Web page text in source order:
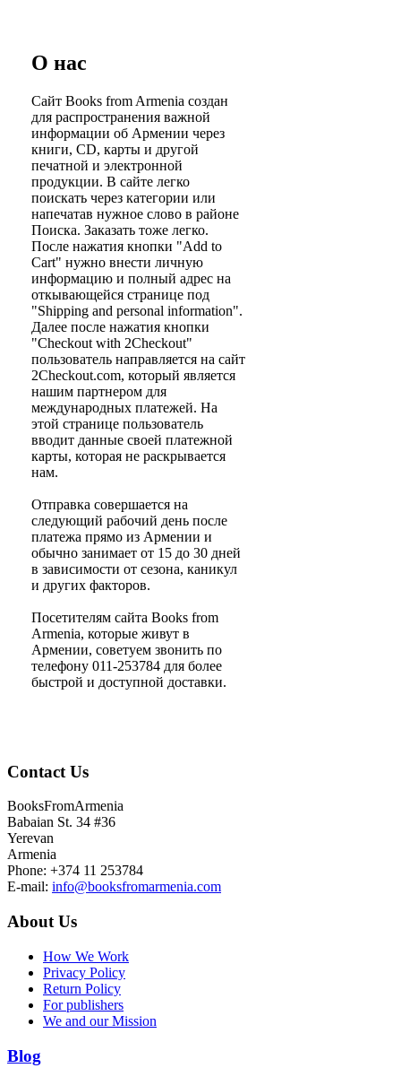
О нас
Сайт Books from Armenia создан
для распространения важной
информации об Армении через
книги, CD, карты и другой
печатной и электронной
продукции. В сайте легко
поискать через категории или
напечатав нужное слово в районе
Поиска. Заказать тоже легко.
После нажатия кнопки "Add to
Cart" нужно внести личную
информацию и полный адрес на
откывающейся странице под
"Shipping and personal information".
Далее после нажатия кнопки
"Checkout with 2Checkout"
пользователь направляется на сайт
2Checkout.com, который является
нашим партнером для
международных платежей. На
этой странице пользователь
вводит данные своей платежной
карты, которая не раскрывается
нам.
Отправка совершается на
следующий рабочий день после
платежа прямо из Армении и
обычно занимает от 15 до 30 дней
в зависимости от сезона, каникул
и других факторов.
Посетителям сайта Books from
Armenia, которые живут в
Армении, советуем звонить по
телефону 011-253784 для более
быстрой и доступной доставки.
Contact Us
BooksFromArmenia
Babaian St. 34 #36
Yerevan
Armenia
Phone: +374 11 253784
E-mail: info@booksfromarmenia.com
About Us
How We Work
Privacy Policy
Return Policy
For publishers
We and our Mission
Blog